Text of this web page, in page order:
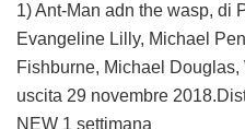
1) Ant-Man adn the wasp, di
Evangeline Lilly, Michael
Fishburne, Michael
uscita 29 novembre
NEW 1 settimana